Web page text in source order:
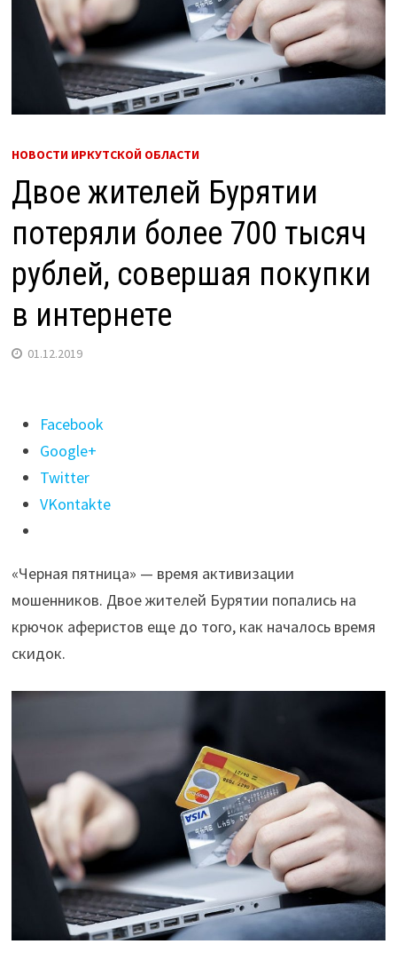
НОВОСТИ ИРКУТСКОЙ ОБЛАСТИ
Двое жителей Бурятии
потеряли более 700 тысяч
рублей, совершая покупки
в интернете
01.12.2019
Поделиться
"Двое
жителей
Бурятии
потеряли
700
тысяч
рублей,
совершая
покупки
Facebook
Google+
Twitter
VKontakte
«Черная пятница» — время активизации
мошенников. Двое жителей Бурятии попались на
крючок аферистов еще до того, как началось время
скидок.